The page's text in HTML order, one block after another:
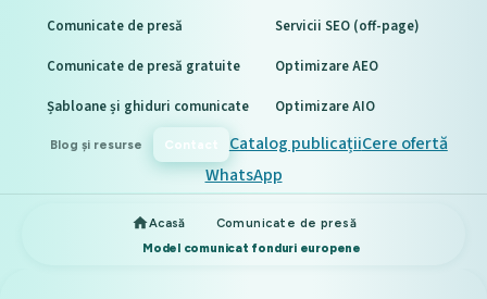
Comunicate de presă
Comunicate de presă gratuite
Șabloane și ghiduri comunicate
Servicii SEO (off-page)
Optimizare AEO
Optimizare AIO
Blog și resurse Contact Catalog publicațiiCere ofertă
WhatsApp
Acasă
Comunicate de presă
Model comunicat fonduri europene